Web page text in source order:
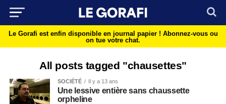
Le Gorafi est enfin disponible en journal papier ! Abonnez-vous ou
on tue votre chat.
All posts tagged "chausettes"
SOCIÉTÉ Il y a 13 ans
Une lessive entière sans chaussette
orpheline